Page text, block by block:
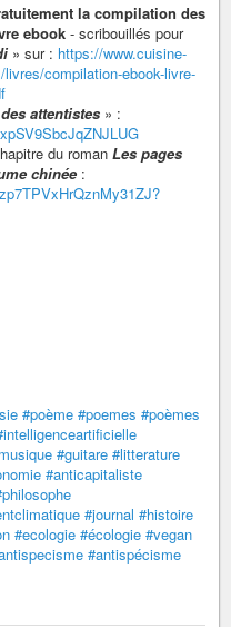
la compilation des
ebook - scribouillés pour
» sur : https://www.cuisine-
compilation-ebook-livre-
attentistes » :
du roman Les pages
chinée :
#poème #poemes #poèmes
#guitare #litterature
#anticapitaliste
#journal #histoire
#ecologie #écologie #vegan
#antispécisme